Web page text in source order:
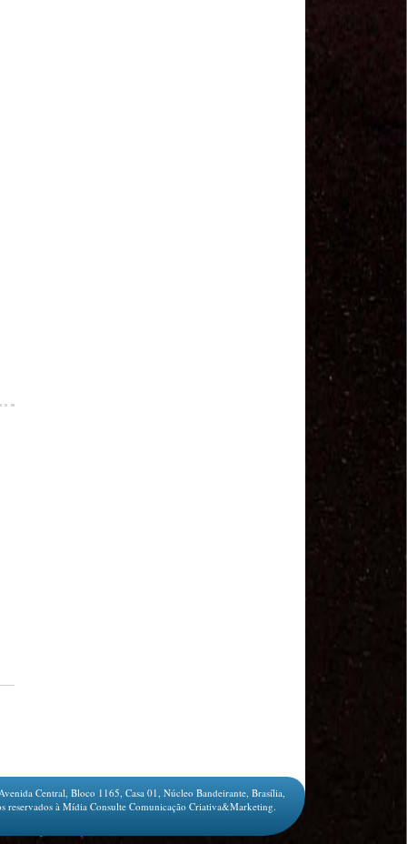
Bahia
#GreveGeral 14 de Junho - Eduardo Guterra, Vice-
Presidente CNTTL
#GreveGeral 14 de Junho - Alfredo Coletti, Diretor
Central, Bloco 1165, Casa 01, Núcleo Bandeirante, Brasília,
reservados à Mídia Consulte Comunicação Criativa&Marketing.